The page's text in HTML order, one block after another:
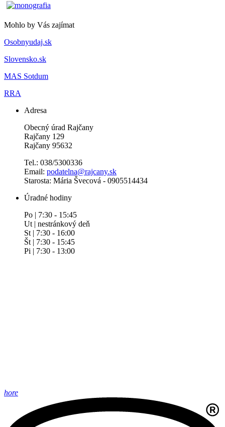
Mohlo by Vás zajímat
Osobnyudaj.sk
Slovensko.sk
MAS Sotdum
RRA
Adresa
Obecný úrad Rajčany
Rajčany 129
Rajčany 95632
Tel.: 038/5300336
Email: podatelna@rajcany.sk
Starosta: Mária Švecová - 0905514434
Úradné hodiny
Po | 7:30 - 15:45
Ut | nestránkový deň
St | 7:30 - 16:00
Št | 7:30 - 15:45
Pi | 7:30 - 13:00
hore